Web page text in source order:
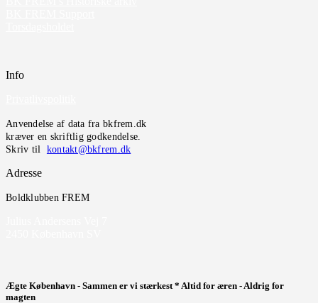
Info
Anvendelse af data fra bkfrem.dk
kræver en skriftlig godkendelse.
Skriv til kontakt@bkfrem.dk
Adresse
Boldklubben FREM
Ægte København - Sammen er vi stærkest * Altid for æren - Aldrig for
magten